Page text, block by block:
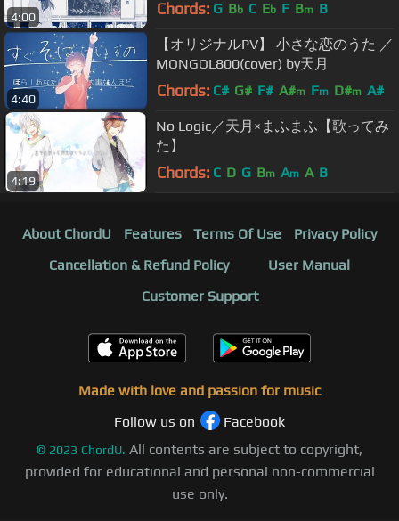
4:00 Chords: G Bb C Eb F Bm B
4:40
【オリジナルPV】 小さな恋のうた ／
MONGOL800(cover) by天月
Chords: C# G# F# A#m Fm D#m A#
4:19
No Logic／天月×まふまふ【歌ってみ
た】
Chords: C D G Bm Am A B
About ChordU Features Terms Of Use
Privacy Policy
Cancellation & Refund Policy
User Manual
Customer Support
Made with love and passion for music
Follow us on
Facebook
© 2023 ChordU. All contents are subject to copyright,
provided for educational and personal non-commercial
use only.